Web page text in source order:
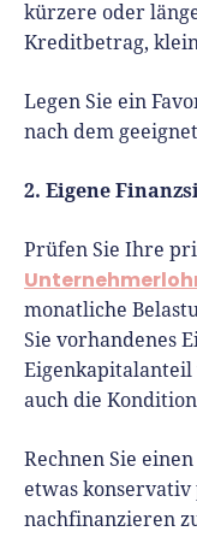
kürzere oder
Kreditbetrag,
Legen Sie ein
nach dem
2. Eigene
Prüfen Sie Ihre
monatliche
Sie vorhandenes
Eigenkapitalanteil
auch die
Rechnen Sie
etwas
nachfinanzieren